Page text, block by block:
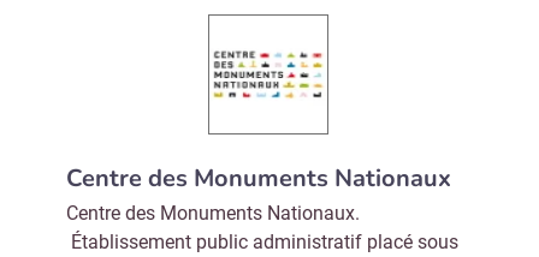
Centre des Monuments Nationaux
Centre des Monuments Nationaux.
Établissement public administratif placé sous